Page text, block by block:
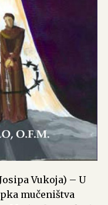
Vukoja) – U
mučeništva